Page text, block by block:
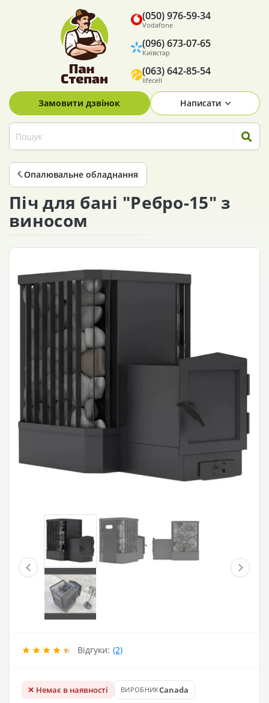
Vodafone
(050) 976-59-34
Київстар
(096) 673-07-65
lifecell
(063) 642-85-54
Замовити дзвінок Написати
Опалювальне обладнання
Піч для бані "Ребро-15" з
виносом
Відгуки: (2)
✕ Немає в наявності ВИРОБНИКCanada